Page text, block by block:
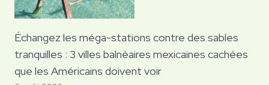
Échangez les méga-stations contre des sables
tranquilles : 3 villes balnéaires mexicaines cachées
que les Américains doivent voir